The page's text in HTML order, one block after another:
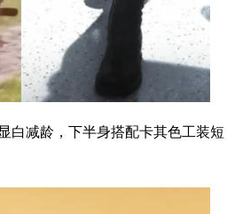
白减龄，下半身搭配卡其色工装短